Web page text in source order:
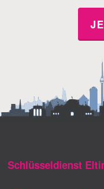
Schlüsseldienst